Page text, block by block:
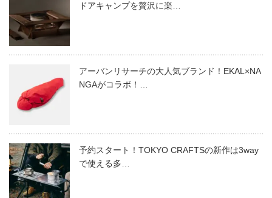
ドアキャンプを贅沢に楽…
アーバンリサーチの大人気ブランド！EKAL×NA
NGAがコラボ！…
予約スタート！TOKYO CRAFTSの新作は3way
で使える多…